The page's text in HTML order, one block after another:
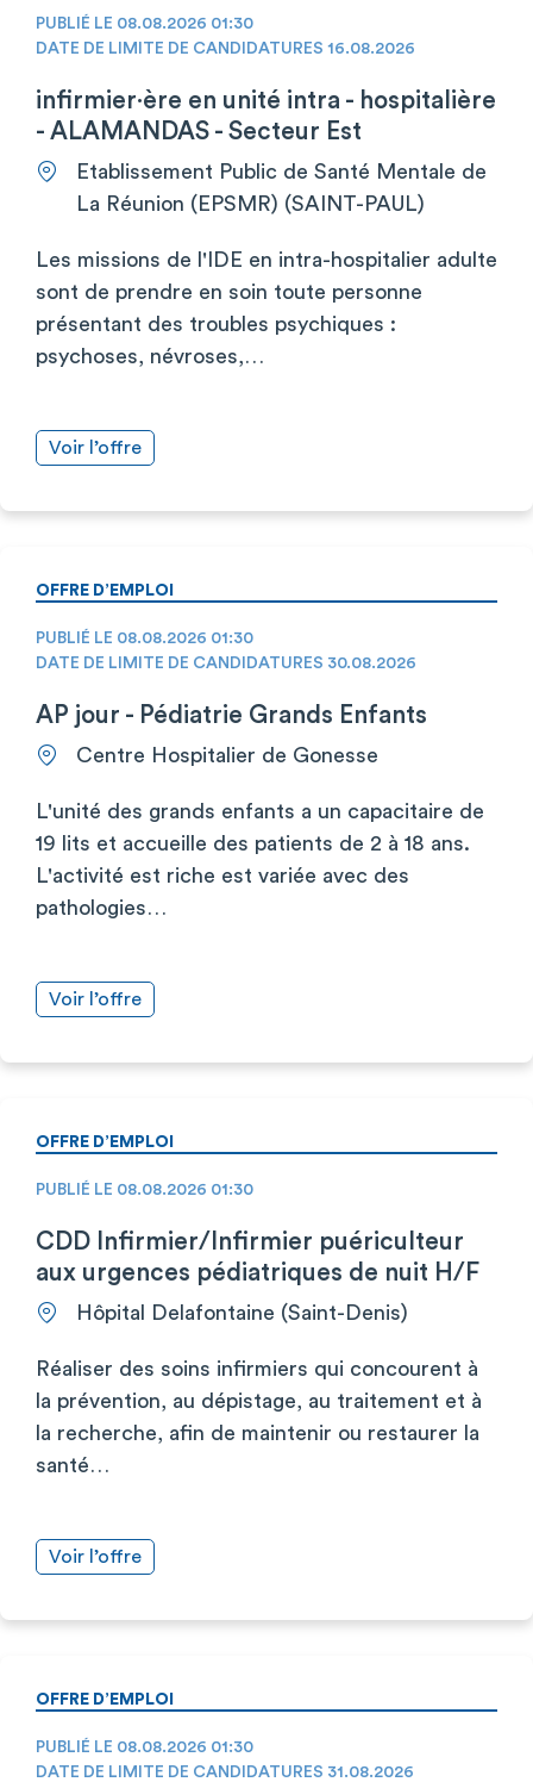
PUBLIÉ LE 08.08.2026 01:30
DATE DE LIMITE DE CANDIDATURES 16.08.2026
infirmier·ère en unité intra - hospitalière
- ALAMANDAS - Secteur Est
Etablissement Public de Santé Mentale de
La Réunion (EPSMR) (SAINT-PAUL)
Les missions de l'IDE en intra-hospitalier adulte
sont de prendre en soin toute personne
présentant des troubles psychiques :
psychoses, névroses,…
Voir l’offre
OFFRE D’EMPLOI
PUBLIÉ LE 08.08.2026 01:30
DATE DE LIMITE DE CANDIDATURES 30.08.2026
AP jour - Pédiatrie Grands Enfants
Centre Hospitalier de Gonesse
L'unité des grands enfants a un capacitaire de
19 lits et accueille des patients de 2 à 18 ans.
L'activité est riche est variée avec des
pathologies…
Voir l’offre
OFFRE D’EMPLOI
PUBLIÉ LE 08.08.2026 01:30
CDD Infirmier/Infirmier puériculteur
aux urgences pédiatriques de nuit H/F
Hôpital Delafontaine (Saint-Denis)
Réaliser des soins infirmiers qui concourent à
la prévention, au dépistage, au traitement et à
la recherche, afin de maintenir ou restaurer la
santé…
Voir l’offre
OFFRE D’EMPLOI
PUBLIÉ LE 08.08.2026 01:30
DATE DE LIMITE DE CANDIDATURES 31.08.2026